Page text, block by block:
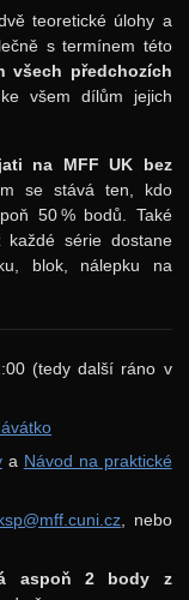
teoretické úlohy a
s termínem této
všech předchozích
všem dílům jejich
na MFF UK bez
se stává ten, kdo
50 % bodů. Také
série dostane
blok, nálepku na
(tedy další ráno v
a Návod na praktické
, nebo
aspoň 2 body z